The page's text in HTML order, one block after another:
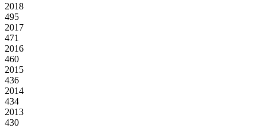
2018
495
2017
471
2016
460
2015
436
2014
434
2013
430